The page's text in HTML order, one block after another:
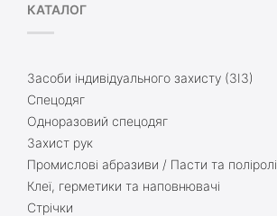
КАТАЛОГ
Засоби індивідуального захисту (ЗІЗ)
Спецодяг
Одноразовий спецодяг
Захист рук
Промислові абразиви / Пасти та поліролі
Клеї, герметики та наповнювачі
Стрічки